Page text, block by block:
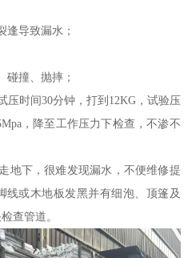
逢导致漏水；
碰撞、抛摔；
压时间30分钟，打到12KG，试验压
，降至工作压力下检查，不渗不
地下，很难发现漏水，不便维修提
线或木地板发黑并有细泡、顶篷及
查管道。